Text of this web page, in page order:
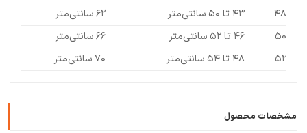
۴۸
۴۳ تا ۵۰ سانتی‌متر
۶۲ سانتی‌متر
۵۰
۴۶ تا ۵۲ سانتی‌متر
۶۶ سانتی‌متر
۵۲
۴۸ تا ۵۴ سانتی‌متر ۷۰ سانتی‌متر
مشخصات محصول